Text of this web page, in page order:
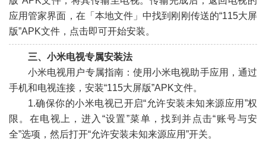
应用管家界面，在「本地文件」中找到刚刚传送的“115大屏
版”APK文件，点击即可开始安装。
三、小米电视专属安装法
小米电视用户专属指南：使用小米电视助手应用，通过
手机和电视连接，安装“115大屏版”APK文件。
1.确保你的小米电视已开启“允许安装未知来源应用”权
限。在电视上，进入“设置”菜单，找到并点击“账号与安
全”选项，然后打开“允许安装未知来源应用”开关。